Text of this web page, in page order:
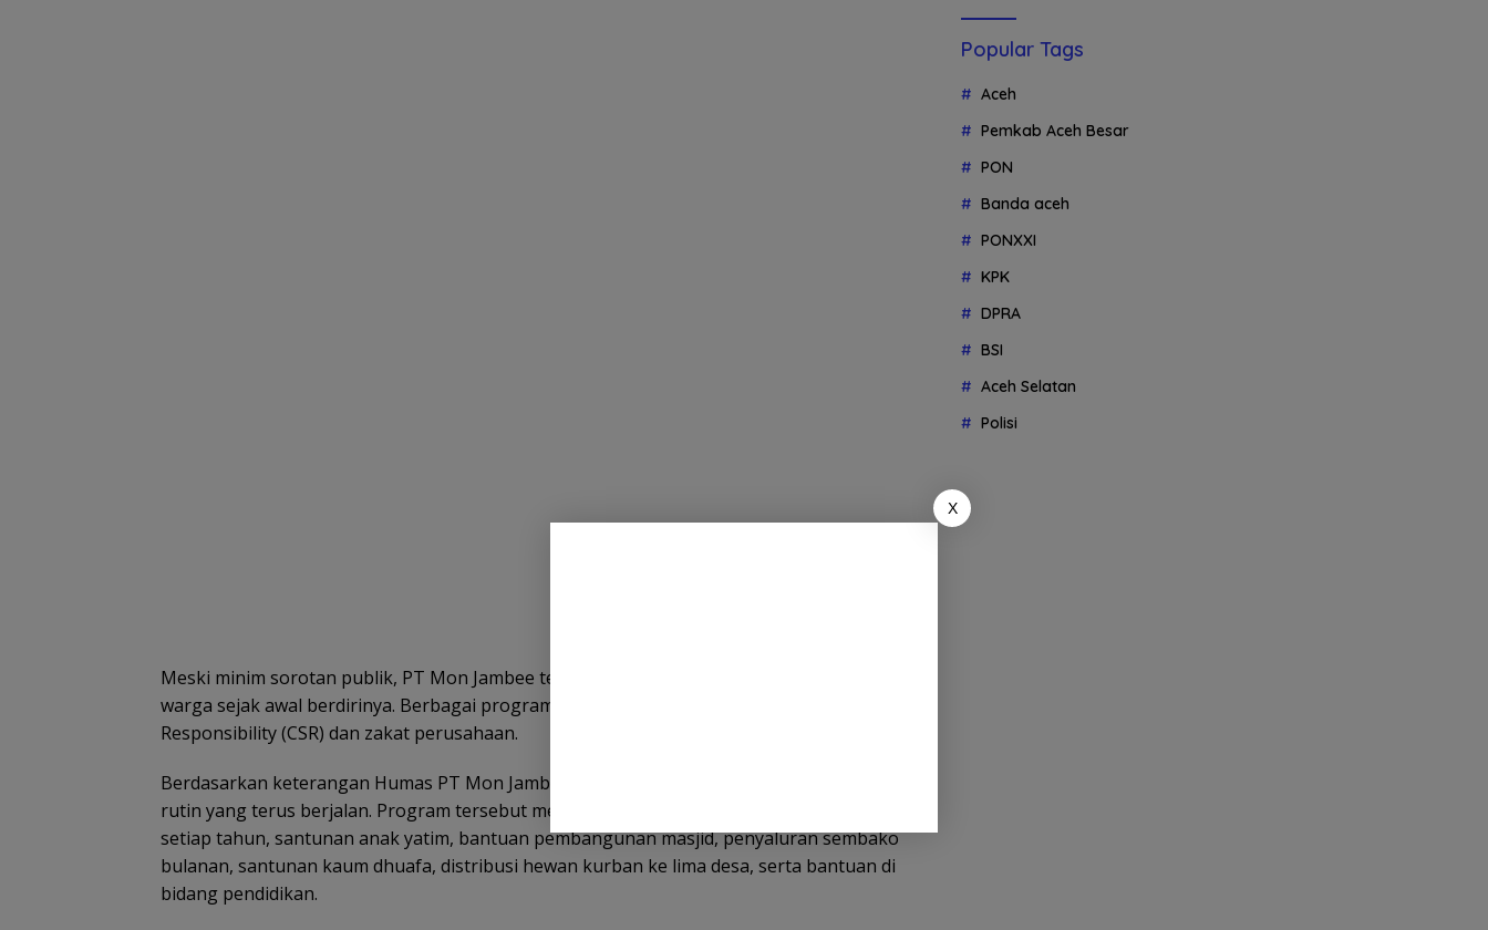
Meski minim sorotan publik, PT Mon Jambee terus berupaya meningkatkan kualitas hidup
warga sejak awal berdirinya. Berbagai program dijalankan melalui dana Corporate Social
Responsibility (CSR) dan zakat perusahaan.
Berdasarkan keterangan Humas PT Mon Jambee, hingga saat ini terdapat tujuh program
rutin yang terus berjalan. Program tersebut meliputi pembangunan rumah layak huni
setiap tahun, santunan anak yatim, bantuan pembangunan masjid, penyaluran sembako
bulanan, santunan kaum dhuafa, distribusi hewan kurban ke lima desa, serta bantuan di
bidang pendidikan.
Popular Tags
Aceh
Pemkab Aceh Besar
PON
Banda aceh
PONXXI
KPK
DPRA
BSI
Aceh Selatan
Polisi
X